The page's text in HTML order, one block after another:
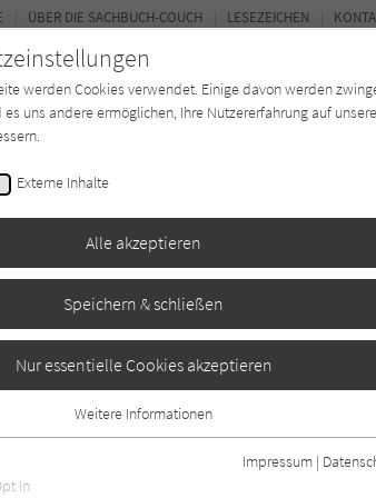
Verlage Magazin
ÜBER DIE SACHBUCH-COUCH LESEZEICHEN
werden Cookies verwendet. Einige davon werden
uns andere ermöglichen, Ihre Nutzererfahrung auf
Externe Inhalte
Alle akzeptieren
Speichern & schließen
Nur essentielle Cookies akzeptieren
werden für grundlegende Funktionen der Webseite
ist gewährleistet, dass die Webseite einwandfrei
Weitere Informationen
In
Impressum |